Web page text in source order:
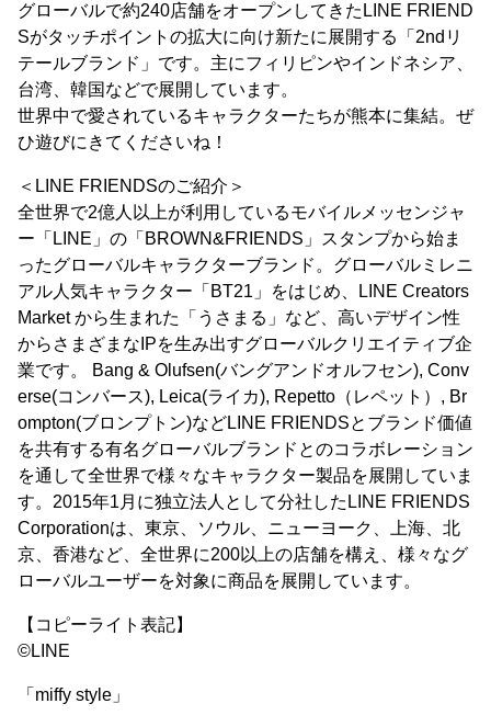
グローバルで約240店舗をオープンしてきたLINE FRIEND
Sがタッチポイントの拡大に向け新たに展開する「2ndリ
テールブランド」です。主にフィリピンやインドネシア、
台湾、韓国などで展開しています。
世界中で愛されているキャラクターたちが熊本に集結。ぜ
ひ遊びにきてくださいね！
＜LINE FRIENDSのご紹介＞
全世界で2億人以上が利用しているモバイルメッセンジャ
ー「LINE」の「BROWN&FRIENDS」スタンプから始ま
ったグローバルキャラクターブランド。グローバルミレニ
アル人気キャラクター「BT21」をはじめ、LINE Creators
Market から生まれた「うさまる」など、高いデザイン性
からさまざまなIPを生み出すグローバルクリエイティブ企
業です。 Bang & Olufsen(バングアンドオルフセン), Conv
erse(コンバース), Leica(ライカ), Repetto（レペット）, Br
ompton(ブロンプトン)などLINE FRIENDSとブランド価値
を共有する有名グローバルブランドとのコラボレーション
を通して全世界で様々なキャラクター製品を展開していま
す。2015年1月に独立法人として分社したLINE FRIENDS
Corporationは、東京、ソウル、ニューヨーク、上海、北
京、香港など、全世界に200以上の店舗を構え、様々なグ
ローバルユーザーを対象に商品を展開しています。
【コピーライト表記】
©LINE
「miffy style」